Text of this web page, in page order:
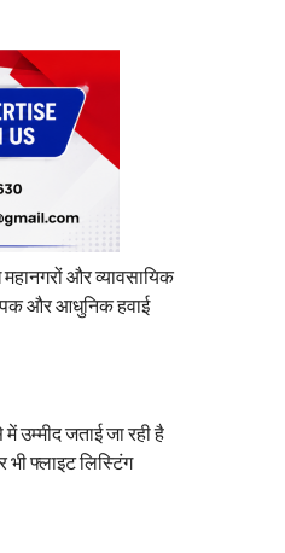
और व्यावसायिक
और आधुनिक हवाई
उम्मीद जताई जा रही है
फ्लाइट लिस्टिंग